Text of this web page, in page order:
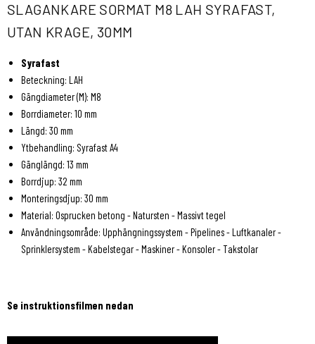
SLAGANKARE SORMAT M8 LAH SYRAFAST,
UTAN KRAGE, 30MM
Syrafast
Beteckning: LAH
Gängdiameter (M): M8
Borrdiameter: 10 mm
Längd: 30 mm
Ytbehandling: Syrafast A4
Gänglängd: 13 mm
Borrdjup: 32 mm
Monteringsdjup: 30 mm
Material: Osprucken betong - Natursten - Massivt tegel
Användningsområde: Upphängningssystem - Pipelines - Luftkanaler -
Sprinklersystem - Kabelstegar - Maskiner - Konsoler - Takstolar
Se instruktionsfilmen nedan